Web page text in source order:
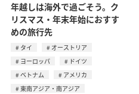
年越しは海外で過ごそう。ク
リスマス・年末年始におすす
めの旅行先
タイ
オーストリア
ヨーロッパ
ドイツ
ベトナム
アメリカ
東南アジア・南アジア